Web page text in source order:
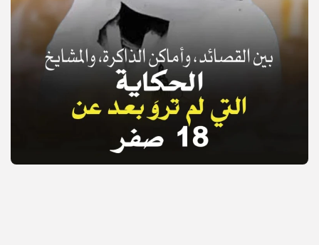
© Copyright 2025, APS